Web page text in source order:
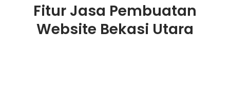
Fitur Jasa Pembuatan
Website Bekasi Utara